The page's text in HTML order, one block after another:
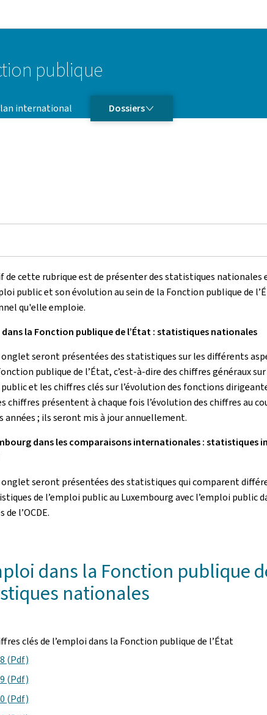
publique
international Dossiers
de cette rubrique est de présenter des statistiques
public et son évolution au sein de la Fonction publique de
qu'elle emploie.
dans la Fonction publique de l’État : statistiques nationales
onglet seront présentées des statistiques sur les différents
publique de l’État, c’est-à-dire des chiffres généraux
et les chiffres clés sur l’évolution des fonctions
chiffres présentent à chaque fois l’évolution des chiffres au
années ; ils seront mis à jour annuellement.
dans les comparaisons internationales : statistiques
onglet seront présentées des statistiques qui comparent
de l’emploi public au Luxembourg avec l’emploi public
de l’OCDE.
dans la Fonction publique
nationales
clés de l’emploi dans la Fonction publique de l’État
(Pdf)
(Pdf)
(Pdf)